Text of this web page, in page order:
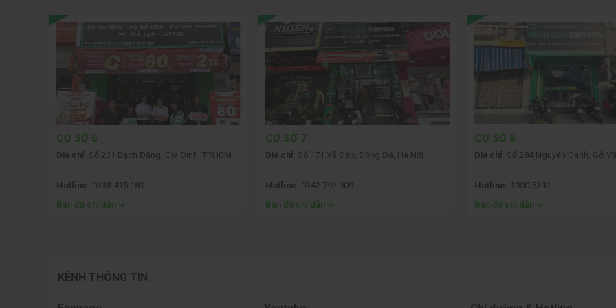
CƠ SỞ 6
Địa chỉ: Số 231 Bạch Đằng, Gia Định, TP.HCM
Hotline: 0338.415.181
Bản đồ chỉ dẫn
CƠ SỞ 7
Địa chỉ: Số 171 Xã Đàn, Đống Đa, Hà Nội
Hotline: 0342.792.909
Bản đồ chỉ dẫn
CƠ SỞ 8
Địa chỉ: Số 284 Nguyễn Oanh, Gò
Hotline: 1900 5392
Bản đồ chỉ dẫn
KÊNH THÔNG TIN